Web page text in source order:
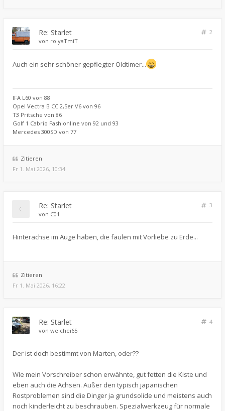
Re: Starlet
2
von rolyaTmiT
Auch ein sehr schöner gepflegter Oldtimer...
IFA L60 von 88
Opel Vectra B CC 2,5er V6 von 96
T3 Pritsche von 86
Golf 1 Cabrio Fashionline von 92 und 93
Mercedes 300SD von 77
Zitieren
Fr 1. Mai 2026, 10:34
Re: Starlet
3
von C01
Hinterachse im Auge haben, die faulen mit Vorliebe zu Erde...
Zitieren
Fr 1. Mai 2026, 16:22
Re: Starlet
4
von weichei65
Der ist doch bestimmt von Marten, oder??
WIe mein Vorschreiber schon erwähnte, gut fetten die Kiste und
eben auch die Achsen. Außer den typisch japanischen
Rostproblemen sind die Dinger ja grundsolide und meistens auch
noch kinderleicht zu beschrauben. Spezialwerkzeug für normale